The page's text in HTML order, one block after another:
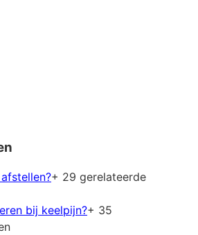
+ 29 gerelateerde
bij keelpijn?+ 35